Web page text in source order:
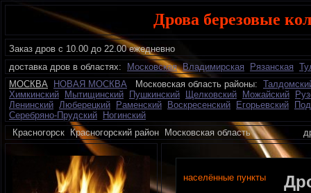
Дрова березовые
Заказ дров с 10.00 до 22.00 ежедневно
доставка дров в областях:
Московская Владимирская Рязанская
МОСКВА
НОВАЯ МОСКВА Московская область районы:
Химкинский
Мытищинский Пушкинский Щелковский Можайский
Ленинский Люберецкий Раменский Воскресенский Егорьевский
Серебряно-Прудский
Ногинский
Красногорск Красногорский район Московская область
населённые пункты